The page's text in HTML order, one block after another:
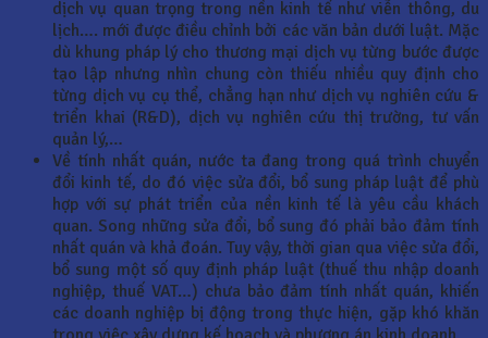
dịch vụ quan trọng trong nền kinh tế như viễn thông, du
lịch…. mới được điều chỉnh bởi các văn bản dưới luật. Mặc
dù khung pháp lý cho thương mại dịch vụ từng bước được
tạo lập nhưng nhìn chung còn thiếu nhiều quy định cho
từng dịch vụ cụ thể, chẳng hạn như dịch vụ nghiên cứu &
triển khai (R&D), dịch vụ nghiên cứu thị trường, tư vấn
quản lý,…
Về tính nhất quán, nước ta đang trong quá trình chuyển
đổi kinh tế, do đó việc sửa đổi, bổ sung pháp luật để phù
hợp với sự phát triển của nền kinh tế là yêu cầu khách
quan. Song những sửa đổi, bổ sung đó phải bảo đảm tính
nhất quán và khả đoán. Tuy vậy, thời gian qua việc sửa đổi,
bổ sung một số quy định pháp luật (thuế thu nhập doanh
nghiệp, thuế VAT…) chưa bảo đảm tính nhất quán, khiến
các doanh nghiệp bị động trong thực hiện, gặp khó khăn